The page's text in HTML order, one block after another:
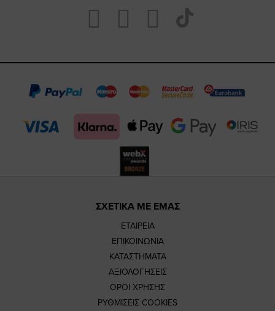
Visit
https://
page
Visit
https://
page
Visit
https://
page
our
TikTok
page
ΣΧΕΤΙΚΑ ΜΕ ΕΜΑΣ
ΕΤΑΙΡΕΙΑ
ΕΠΙΚΟΙΝΩΝΙΑ
ΚΑΤΑΣΤΗΜΑΤΑ
ΑΞΙΟΛΟΓΗΣΕΙΣ
ΟΡΟΙ ΧΡΗΣΗΣ
ΡΥΘΜΙΣΕΙΣ COOKIES